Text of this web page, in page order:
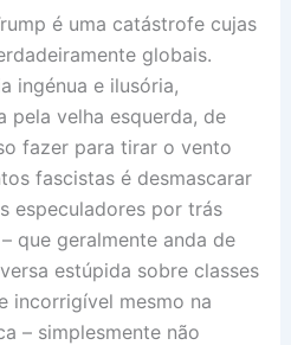
é uma catástrofe cujas
globais.
ingénua e ilusória,
pela velha esquerda, de
fazer para tirar o vento
fascistas é desmascarar
especuladores por trás
que geralmente anda de
estúpida sobre classes
incorrigível mesmo na
– simplesmente não